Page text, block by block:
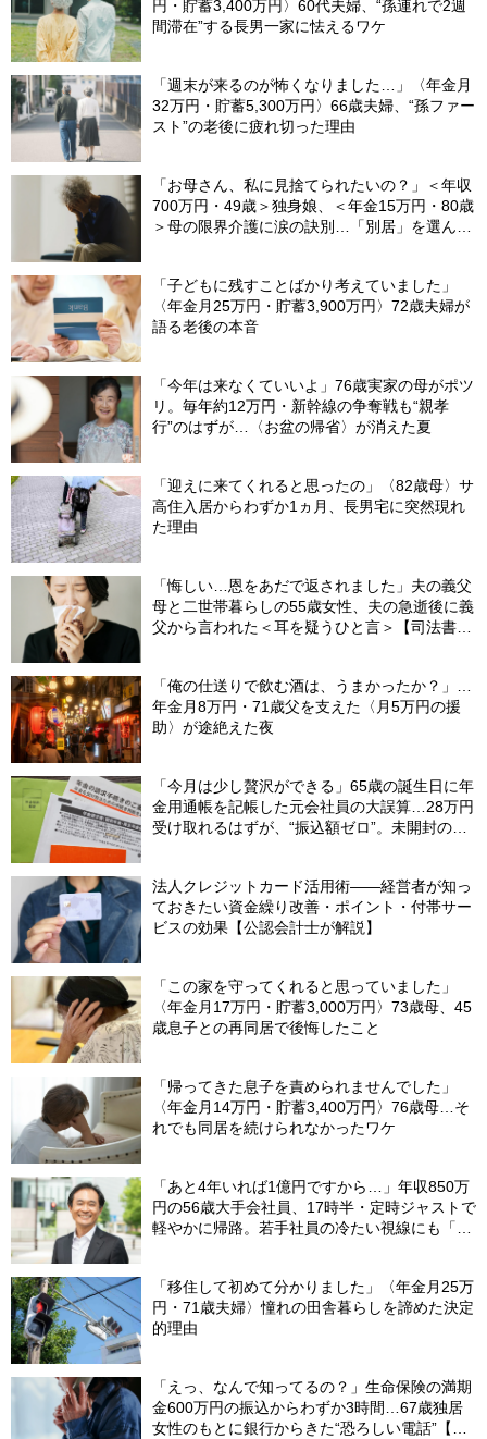
円・貯蓄3,400万円〉60代夫婦、“孫連れで2週
間滞在”する長男一家に怯えるワケ
「週末が来るのが怖くなりました…」〈年金月
32万円・貯蓄5,300万円〉66歳夫婦、“孫ファー
スト”の老後に疲れ切った理由
「お母さん、私に見捨てられたいの？」＜年収
700万円・49歳＞独身娘、＜年金15万円・80歳
＞母の限界介護に涙の訣別…「別居」を選んだ
「子どもに残すことばかり考えていました」
〈年金月25万円・貯蓄3,900万円〉72歳夫婦が
語る老後の本音
「今年は来なくていいよ」76歳実家の母がポツ
リ。毎年約12万円・新幹線の争奪戦も“親孝
行”のはずが…〈お盆の帰省〉が消えた夏
「迎えに来てくれると思ったの」〈82歳母〉サ
高住入居からわずか1ヵ月、長男宅に突然現れ
た理由
「悔しい…恩をあだで返されました」夫の義父
母と二世帯暮らしの55歳女性、夫の急逝後に義
父から言われた＜耳を疑うひと言＞【司法書士
「俺の仕送りで飲む酒は、うまかったか？」…
年金月8万円・71歳父を支えた〈月5万円の援
助〉が途絶えた夜
「今月は少し贅沢ができる」65歳の誕生日に年
金用通帳を記帳した元会社員の大誤算…28万円
受け取れるはずが、“振込額ゼロ”。未開封の郵
法人クレジットカード活用術――経営者が知っ
ておきたい資金繰り改善・ポイント・付帯サー
ビスの効果【公認会計士が解説】
「この家を守ってくれると思っていました」
〈年金月17万円・貯蓄3,000万円〉73歳母、45
歳息子との再同居で後悔したこと
「帰ってきた息子を責められませんでした」
〈年金月14万円・貯蓄3,400万円〉76歳母…そ
れでも同居を続けられなかったワケ
「あと4年いれば1億円ですから…」年収850万
円の56歳大手会社員、17時半・定時ジャストで
軽やかに帰路。若手社員の冷たい視線にも「だ
「移住して初めて分かりました」〈年金月25万
円・71歳夫婦〉憧れの田舎暮らしを諦めた決定
的理由
「えっ、なんで知ってるの？」生命保険の満期
金600万円の振込からわずか3時間…67歳独居
女性のもとに銀行からきた“恐ろしい電話”【FP